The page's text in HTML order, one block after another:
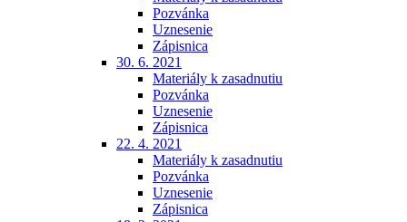
Pozvánka
Uznesenie
Zápisnica
30. 6. 2021
Materiály k zasadnutiu
Pozvánka
Uznesenie
Zápisnica
22. 4. 2021
Materiály k zasadnutiu
Pozvánka
Uznesenie
Zápisnica